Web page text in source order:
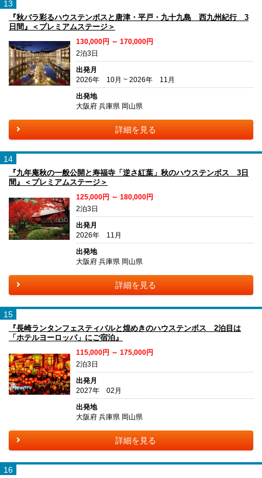
13
『秋バラ彩るハウステンボスと唐津・平戸・九十九島 西九州紀行 3
日間』＜プレミアムステージ＞
130,000円 ～ 170,000円
2泊3日
出発月
2026年 10月 ~ 2026年 11月
出発地
大阪府 兵庫県 岡山県
詳細を見る
14
『九年庵秋の一般公開と寿福寺「逆さ紅葉」秋のハウステンボス 3日
間』＜プレミアムステージ＞
125,000円 ～ 180,000円
2泊3日
出発月
2026年 11月
出発地
大阪府 兵庫県 岡山県
詳細を見る
15
『長崎ランタンフェスティバルと煌めきのハウステンボス 2泊目は
「ホテルヨーロッパ」にご宿泊』
115,000円 ～ 175,000円
2泊3日
出発月
2027年 02月
出発地
大阪府 兵庫県 岡山県
詳細を見る
16